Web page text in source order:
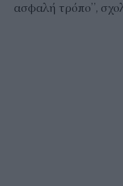
ασφαλή τρόπο”,